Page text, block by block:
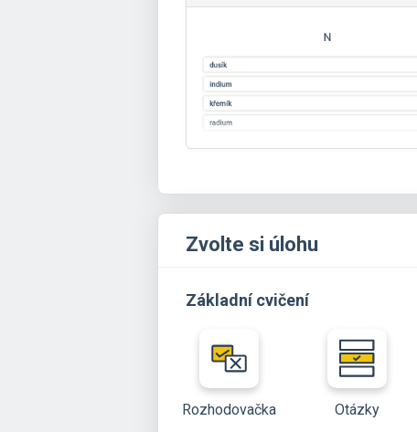
Zvolte si úlohu
Základní cvičení
Rozhodovačka Otázky